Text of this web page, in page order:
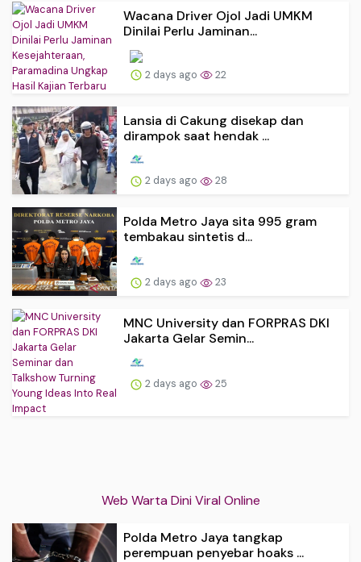
Wacana Driver Ojol Jadi UMKM
Dinilai Perlu Jaminan...
2 days ago 22
Lansia di Cakung disekap dan
dirampok saat hendak ...
2 days ago 28
Polda Metro Jaya sita 995 gram
tembakau sintetis d...
2 days ago 23
MNC University dan FORPRAS DKI
Jakarta Gelar Semin...
2 days ago 25
Web Warta Dini Viral Online
Polda Metro Jaya tangkap
perempuan penyebar hoaks ...